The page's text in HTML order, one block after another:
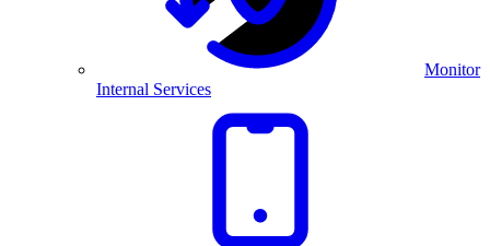
Monitor
Internal Services